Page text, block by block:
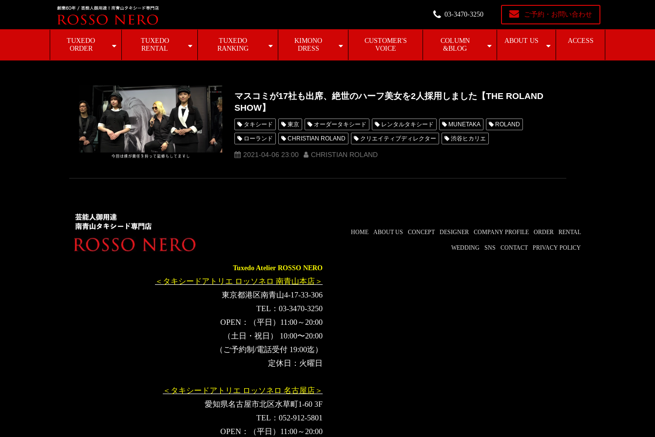
03-3470-3250 ご予約・お問い合わせ
TUXEDO
ORDER
TUXEDO
RENTAL
TUXEDO
RANKING
KIMONO
DRESS
CUSTOMER'S
VOICE
COLUMN
&BLOG
ABOUT US ACCESS
マスコミが17社も出席、絶世のハーフ美女を2人採用しました【THE ROLAND
SHOW】
タキシード 東京 オーダータキシード レンタルタキシード MUNETAKA ROLAND
ローランド CHRISTIAN ROLAND クリエイティブディレクター 渋谷ヒカリエ
THE ROLAND SHOW プレス発表会 新作商品
2021-04-06 23:00 CHRISTIAN ROLAND
Tuxedo Atelier ROSSO NERO
＜タキシードアトリエ ロッソネロ 南青山本店＞
東京都港区南青山4-17-33-306
TEL：03-3470-3250
OPEN：（平日）11:00～20:00
（土日・祝日） 10:00〜20:00
（ご予約制/電話受付 19:00迄）
定休日：火曜日
＜タキシードアトリエ ロッソネロ 名古屋店＞
愛知県名古屋市北区水草町1-60 3F
TEL：052-912-5801
OPEN：（平日）11:00～20:00
HOME ABOUT US CONCEPT DESIGNER COMPANY PROFILE ORDER RENTAL
WEDDING SNS CONTACT PRIVACY POLICY